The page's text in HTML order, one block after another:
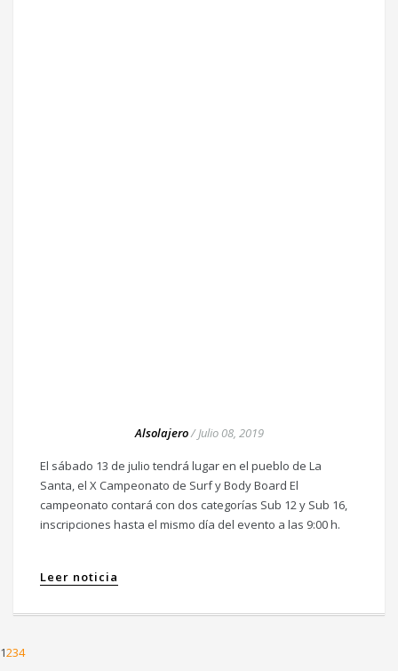
Alsolajero/Julio 08, 2019
El sábado 13 de julio tendrá lugar en el pueblo de La
Santa, el X Campeonato de Surf y Body Board El
campeonato contará con dos categorías Sub 12 y Sub 16,
inscripciones hasta el mismo día del evento a las 9:00 h.
Leer noticia
1234